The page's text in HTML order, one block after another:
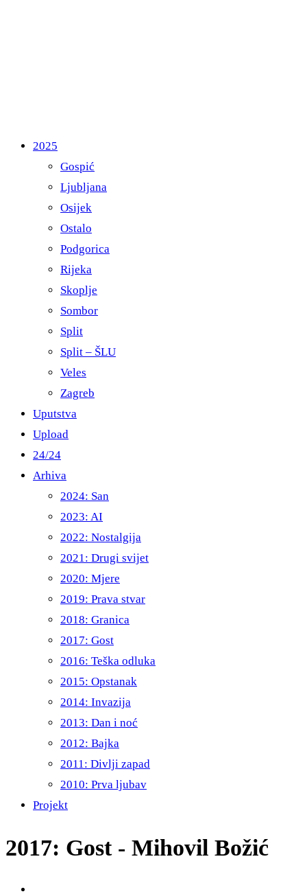
2025
Gospić
Ljubljana
Osijek
Ostalo
Podgorica
Rijeka
Skoplje
Sombor
Split
Split – ŠLU
Veles
Zagreb
Uputstva
Upload
24/24
Arhiva
2024: San
2023: AI
2022: Nostalgija
2021: Drugi svijet
2020: Mjere
2019: Prava stvar
2018: Granica
2017: Gost
2016: Teška odluka
2015: Opstanak
2014: Invazija
2013: Dan i noć
2012: Bajka
2011: Divlji zapad
2010: Prva ljubav
Projekt
2017: Gost - Mihovil Božić